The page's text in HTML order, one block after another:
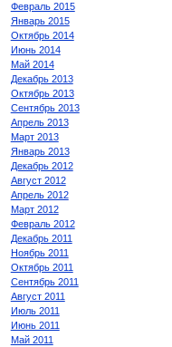
Февраль 2015
Январь 2015
Октябрь 2014
Июнь 2014
Май 2014
Декабрь 2013
Октябрь 2013
Сентябрь 2013
Апрель 2013
Март 2013
Январь 2013
Декабрь 2012
Август 2012
Апрель 2012
Март 2012
Февраль 2012
Декабрь 2011
Ноябрь 2011
Октябрь 2011
Сентябрь 2011
Август 2011
Июль 2011
Июнь 2011
Май 2011